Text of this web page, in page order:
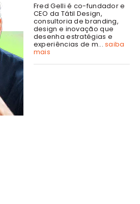
Fred Gelli é co-fundador e
CEO da Tátil Design,
consultoria de branding,
design e inovação que
desenha estratégias e
experiências de m...saiba
mais